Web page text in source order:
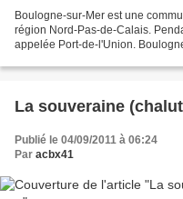
Boulogne-sur-Mer est une
région Nord-Pas-de-Calais.
appelée Port-de-l'Union.
La souveraine
Publié le 04/09/2011 à 06:24
Par acbx41